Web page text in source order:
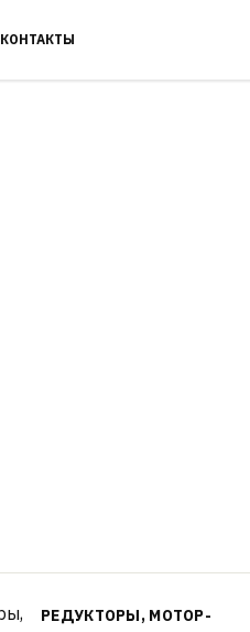
КОНТАКТЫ
РЕДУКТОРЫ, МОТОР-